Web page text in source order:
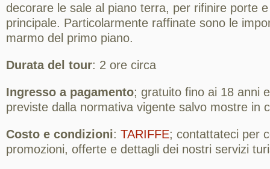
decorare le sale al piano terra, per rifinire porte
principale. Particolarmente raffinate sono le
marmo del primo piano.
Durata del tour: 2 ore circa
Ingresso a pagamento; gratuito fino ai 18 anni
previste dalla normativa vigente salvo mostre in
Costo e condizioni: TARIFFE; contattateci per
promozioni, offerte e dettagli dei nostri servizi